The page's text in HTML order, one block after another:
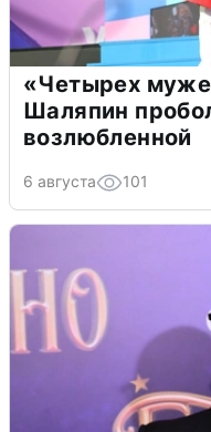
«Четырех
Шаляпин
возлюбленной
6 августа 101